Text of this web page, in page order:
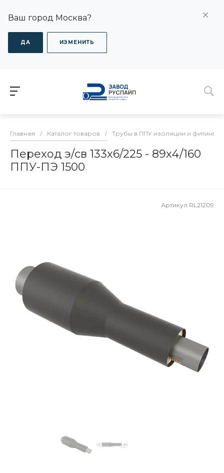
Ваш город Москва?
ДА ИЗМЕНИТЬ
Главная / Каталог товаров / Трубы в ППУ изоляции и фитинги
Переход э/св 133х6/225 - 89х4/160
ППУ-ПЭ 1500
Артикул RL21209